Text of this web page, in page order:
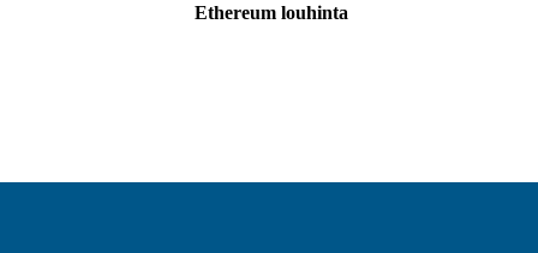
Ethereum louhinta